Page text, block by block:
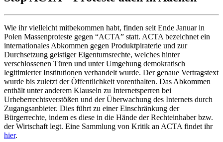
Wie ihr vielleicht mitbekommen habt, finden seit Ende Januar in
Polen Massenproteste gegen “ACTA” statt. ACTA bezeichnet ein
internationales Abkommen gegen Produktpiraterie und zur
Durchsetzung geistiger Eigentumsrechte, welches hinter
verschlossenen Türen und unter Umgehung demokratisch
legitimierter Institutionen verhandelt wurde. Der genaue Vertragstext
wurde bis zuletzt der Öffentlichkeit vorenthalten. Das Abkommen
enthält unter anderem Klauseln zu Internetsperren bei
Urheberrechtsverstößen und der Überwachung des Internets durch
Zugangsanbieter. Dies führt zu einer Einschränkung der
Bürgerrechte, indem es diese in die Hände der Rechteinhaber bzw.
der Wirtschaft legt. Eine Sammlung von Kritik an ACTA findet ihr
hier.